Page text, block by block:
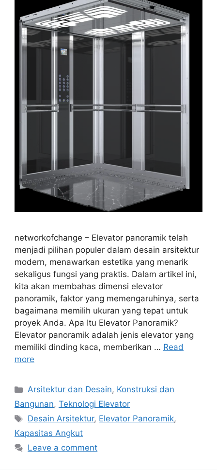
networkofchange – Elevator panoramik telah
menjadi pilihan populer dalam desain arsitektur
modern, menawarkan estetika yang menarik
sekaligus fungsi yang praktis. Dalam artikel ini,
kita akan membahas dimensi elevator
panoramik, faktor yang memengaruhinya, serta
bagaimana memilih ukuran yang tepat untuk
proyek Anda. Apa Itu Elevator Panoramik?
Elevator panoramik adalah jenis elevator yang
memiliki dinding kaca, memberikan … Read
more
Categories
Arsitektur dan Desain, Konstruksi dan
Bangunan, Teknologi Elevator
Tags
Desain Arsitektur, Elevator Panoramik,
Kapasitas Angkut
Leave a comment